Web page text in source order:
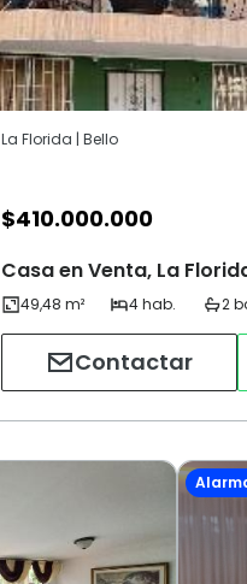
La Florida | Bello
$410.000.000
Casa en Venta, La
Contactar